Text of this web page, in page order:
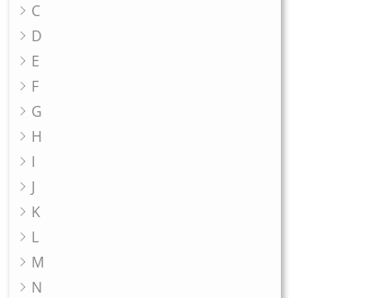
C
D
E
F
G
H
I
J
K
L
M
N